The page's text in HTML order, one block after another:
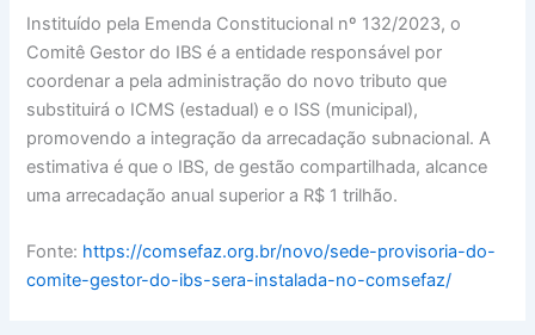
Instituído pela Emenda Constitucional nº 132/2023, o
Comitê Gestor do IBS é a entidade responsável por
coordenar a pela administração do novo tributo que
substituirá o ICMS (estadual) e o ISS (municipal),
promovendo a integração da arrecadação subnacional. A
estimativa é que o IBS, de gestão compartilhada, alcance
uma arrecadação anual superior a R$ 1 trilhão.
Fonte: https://comsefaz.org.br/novo/sede-provisoria-do-
comite-gestor-do-ibs-sera-instalada-no-comsefaz/